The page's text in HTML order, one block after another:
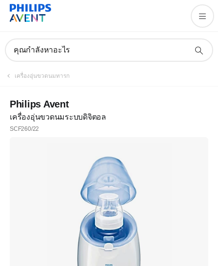
คุณกำลังหาอะไร
เครื่องอุ่นขวดนมทารก
Philips Avent
เครื่องอุ่นขวดนมระบบดิจิตอล
SCF260/22